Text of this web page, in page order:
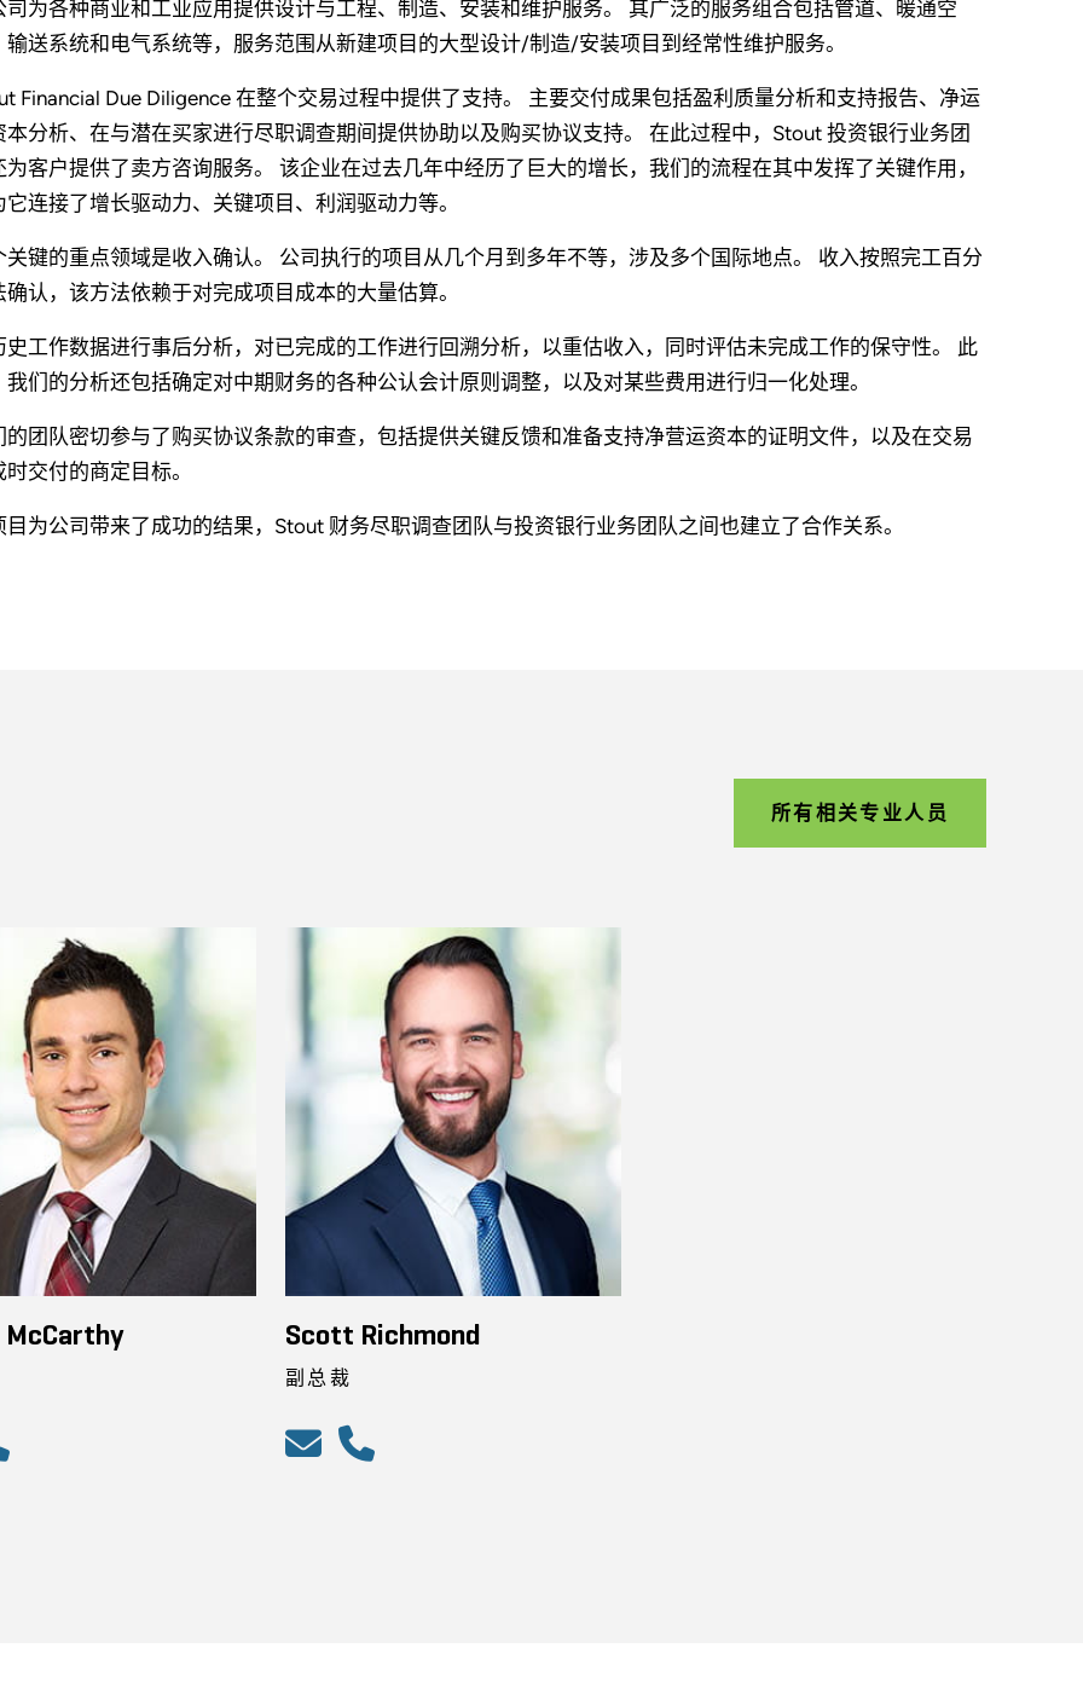
司为各种商业和工业应用提供设计与工程、制造、安装和维护服务。 其广泛的服务组合包括管道、暖通空
输送系统和电气系统等，服务范围从新建项目的大型设计/制造/安装项目到经常性维护服务。
Financial Due Diligence 在整个交易过程中提供了支持。 主要交付成果包括盈利质量分析和支持报告、净运
本分析、在与潜在买家进行尽职调查期间提供协助以及购买协议支持。 在此过程中，Stout 投资银行业务团
为客户提供了卖方咨询服务。 该企业在过去几年中经历了巨大的增长，我们的流程在其中发挥了关键作用，
它连接了增长驱动力、关键项目、利润驱动力等。
关键的重点领域是收入确认。 公司执行的项目从几个月到多年不等，涉及多个国际地点。 收入按照完工百分
确认，该方法依赖于对完成项目成本的大量估算。
史工作数据进行事后分析，对已完成的工作进行回溯分析，以重估收入，同时评估未完成工作的保守性。 此
我们的分析还包括确定对中期财务的各种公认会计原则调整，以及对某些费用进行归一化处理。
的团队密切参与了购买协议条款的审查，包括提供关键反馈和准备支持净营运资本的证明文件，以及在交易
时交付的商定目标。
目为公司带来了成功的结果，Stout 财务尽职调查团队与投资银行业务团队之间也建立了合作关系。
所有相关专业人员
Scott Richmond
副总裁